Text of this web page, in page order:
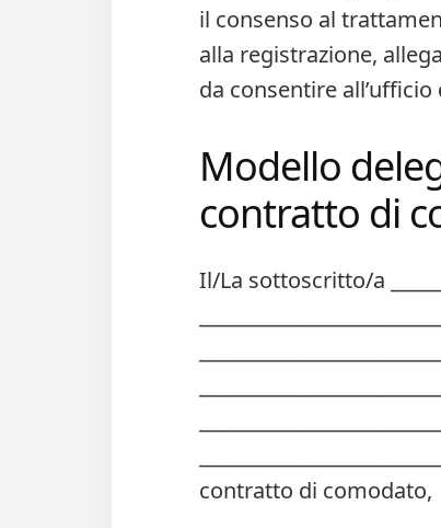
il consenso al
alla registrazione,
da consentire
Modello
contratto di
Il/La sottoscritto/a
contratto di comodato,